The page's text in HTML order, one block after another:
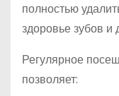
полностью
здоровье зубов и
Регулярное
позволяет: